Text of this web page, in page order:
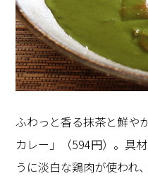
ふわっと香る抹茶と鮮や
カレー」（594円）。具
うに淡白な鶏肉が使われ